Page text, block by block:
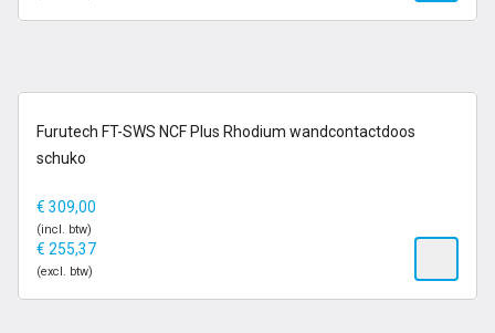
Furutech FT-SWS NCF Plus Rhodium wandcontactdoos
schuko
€ 309,00
(incl. btw)
€ 255,37
(excl. btw)